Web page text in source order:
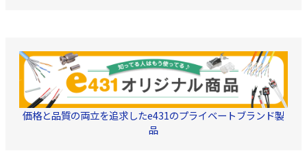
プにしわがよらず、対象
物に密着する程度）に軽
く引っ張りながら接着面
を内側にし、1／2ラップ
捲いてください。※伸ば
しすぎないようにご注意
お願いします。 【商品属
性】 ・色：黒 ・厚み：
0.5mm ・幅：20mm ・
損傷部の修理。 絶
カバー、クランプ
の取付部の防水・
理およびズレ防止。 厚
さ:0.5mm 幅
さ:10m
価格と品質の両立を追求したe431のプライベートブランド製
品